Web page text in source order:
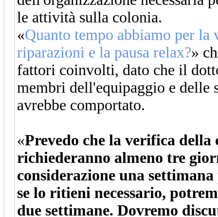
le attività sulla colonia.
«Quanto tempo abbiamo per
riparazioni e la pausa relax?»
fattori coinvolti, dato che il
membri dell'equipaggio e delle
avrebbe comportato.
«Prevedo che la verifica
richiederanno almeno tre
considerazione una
se lo ritieni necessario,
due settimane. Dovremo